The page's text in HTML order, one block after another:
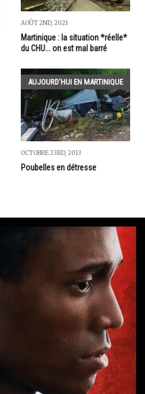
AOÛT 2ND, 2021
Martinique : la situation *réelle*
du CHU... on est mal barré
AUJOURD'HUI EN MARTINIQUE
OCTOBRE 23RD, 2013
Poubelles en détresse